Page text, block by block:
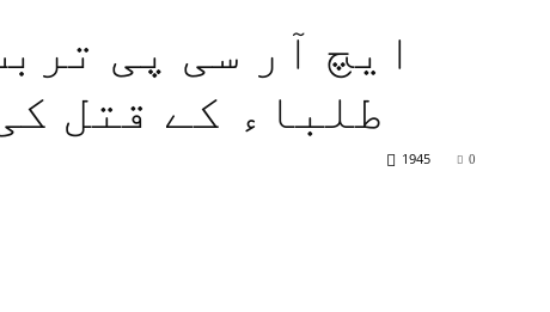
ایچ آر سی پی
طلباء کے قتل
0
1945